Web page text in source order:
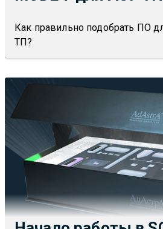
Как правильно подобрать ПО
ТП?